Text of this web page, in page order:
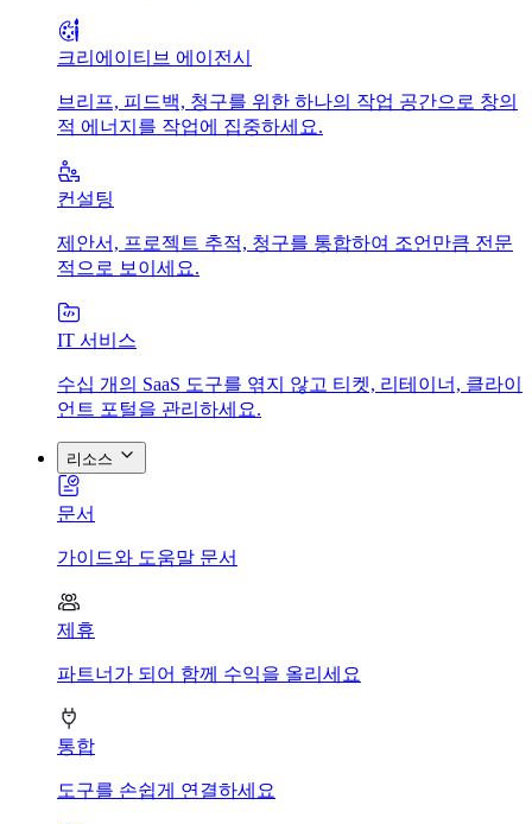
크리에이티브 에이전시
브리프, 피드백, 청구를 위한 하나의 작업 공간으로 창의
적 에너지를 작업에 집중하세요.
컨설팅
제안서, 프로젝트 추적, 청구를 통합하여 조언만큼 전문
적으로 보이세요.
IT 서비스
수십 개의 SaaS 도구를 엮지 않고 티켓, 리테이너, 클라이
언트 포털을 관리하세요.
리소스
문서
가이드와 도움말 문서
제휴
파트너가 되어 함께 수익을 올리세요
통합
도구를 손쉽게 연결하세요